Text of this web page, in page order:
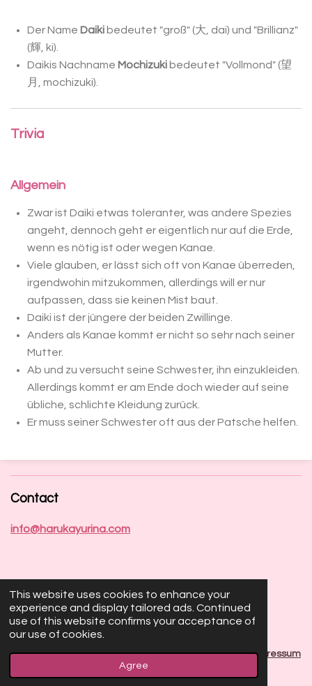
This website uses cookies to enhance your
experience and display tailored ads. Continued
use of this website confirms your acceptance of
our use of cookies.
Agree
Der Name Daikibedeutet "groß" (大, dai) und "Brillianz"
(輝, ki).
Daikis Nachname Mochizukibedeutet "Vollmond"(望
月, mochizuki).
Trivia
Allgemein
Zwar ist Daiki etwas toleranter, was andere Spezies
angeht, dennoch geht er eigentlich nur auf die Erde,
wenn es nötig ist oder wegen Kanae.
Viele glauben, er lässt sich oft von Kanae überreden,
irgendwohin mitzukommen, allerdings will er nur
aufpassen, dass sie keinen Mist baut.
Daiki ist der jüngere der beiden Zwillinge.
Anders als Kanae kommt er nicht so sehr nach seiner
Mutter.
Ab und zu versucht seine Schwester, ihn einzukleiden.
Allerdings kommt er am Ende doch wieder auf seine
übliche, schlichte Kleidung zurück.
Er muss seiner Schwester oft aus der Patsche helfen.
Contact
info@harukayurina.com
Socials
X
I
t
T
T
© 2023 Haruka Yurina | Illustrator & Game Designer |Impressum
Terms & Conditions